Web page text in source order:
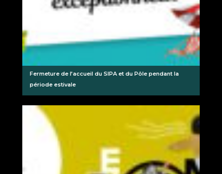
Fermeture de l’accueil du SIPA et du Pôle pendant la
période estivale